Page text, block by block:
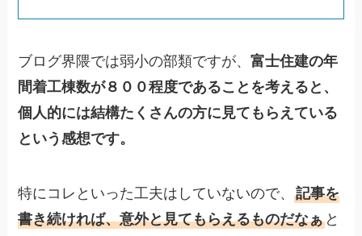
ブログ界隈では弱小の部類ですが、富士住建の年
間着工棟数が８００程度であることを考えると、
個人的には結構たくさんの方に見てもらえている
という感想です。
特にコレといった工夫はしていないので、記事を
書き続ければ、意外と見てもらえるものだなぁ と